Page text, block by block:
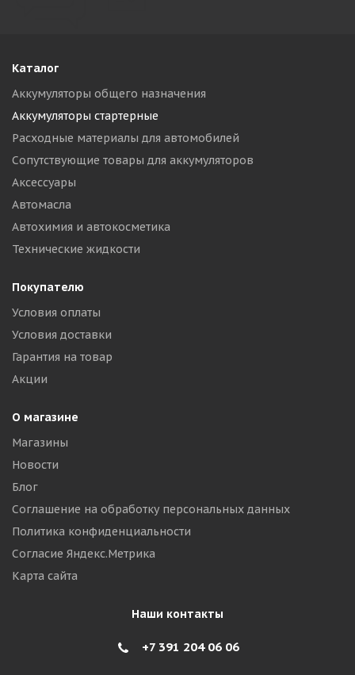
Каталог
Аккумуляторы общего назначения
Аккумуляторы стартерные
Расходные материалы для автомобилей
Сопутствующие товары для аккумуляторов
Аксессуары
Автомасла
Автохимия и автокосметика
Технические жидкости
Покупателю
Условия оплаты
Условия доставки
Гарантия на товар
Акции
О магазине
Магазины
Новости
Блог
Соглашение на обработку персональных данных
Политика конфиденциальности
Согласие Яндекс.Метрика
Карта сайта
Наши контакты
+7 391 204 06 06